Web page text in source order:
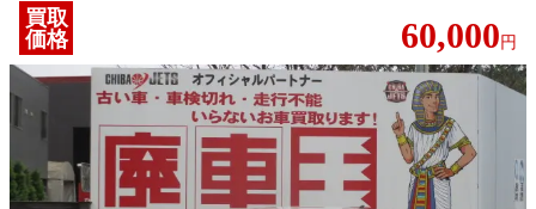
買取
価格
60,000 円